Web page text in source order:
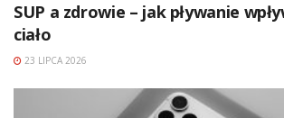
SUP a zdrowie – jak pływanie
ciało
23 LIPCA 2026